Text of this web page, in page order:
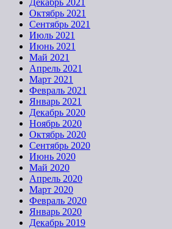
Декабрь 2021
Октябрь 2021
Сентябрь 2021
Июль 2021
Июнь 2021
Май 2021
Апрель 2021
Март 2021
Февраль 2021
Январь 2021
Декабрь 2020
Ноябрь 2020
Октябрь 2020
Сентябрь 2020
Июнь 2020
Май 2020
Апрель 2020
Март 2020
Февраль 2020
Январь 2020
Декабрь 2019